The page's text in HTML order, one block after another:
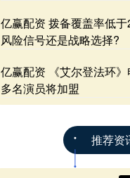
亿赢配资 拨备覆盖率低
风险信号还是战略选择?
亿赢配资 《艾尔登法环》
多名演员将加盟
推荐资